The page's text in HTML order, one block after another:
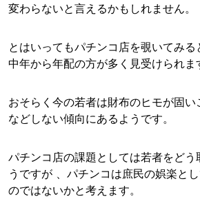
変わらないと言えるかもしれません。
とはいってもパチンコ店を覗いてみる
中年から年配の方が多く見受けられま
おそらく今の若者は財布のヒモが固
などしない傾向にあるようです。
パチンコ店の課題としては若者をどう
うですが 、パチンコは庶民の娯楽と
のではないかと考えます。